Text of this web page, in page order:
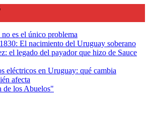
es el único problema
El nacimiento del Uruguay soberano
el legado del payador que hizo de Sauce
eléctricos en Uruguay: qué cambia
afecta
de los Abuelos"